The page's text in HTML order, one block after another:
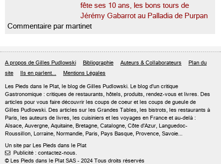
fête ses 10 ans, les bons tours de
Jérémy Gabarrot au Palladia de Purpan
Commentaire par martinet
A propos de Gilles Pudlowski Bibliographie Auteurs & Collaborateurs
Plan du
site
Ils en parlent... Mentions Légales
Les Pieds dans le Plat, le blog de Gilles Pudlowski. Le blog d'un critique
Gastronomique : critiques de restaurants, hôtels, produits, rendez-vous et livres. Des
articles pour vous faire découvrir les coups de coeur et les coups de gueule de
Gilles Pudlowski. Des articles sur les Grandes Tables, les bistrots, les restaurants à
Paris, les auteurs de livres, les cuisiniers et les voyages en France et au-delà :
Alsace, Auvergne, Aquitaine, Bretagne, Catalogne, Côte d'Azur, Languedoc-
Roussillon, Lorraine, Normandie, Paris, Pays Basque, Provence, Savoie...
Un site par Les Pieds dans le Plat
 Publicité : contactez-nous.
© Les Pieds dans le Plat SAS - 2024 Tous droits réservés